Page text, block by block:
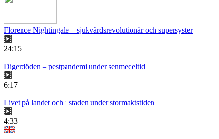
Florence Nightingale – sjukvårdsrevolutionär och supersyster
24:15
Digerdöden – pestpandemi under senmedeltid
6:17
Livet på landet och i staden under stormaktstiden
4:33